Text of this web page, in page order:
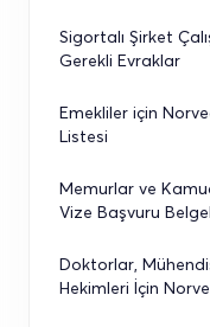
Sigortalı Şirket
Gerekli Evraklar
Emekliler için
Listesi
Memurlar ve
Vize Başvuru
Doktorlar,
Hekimleri İçin